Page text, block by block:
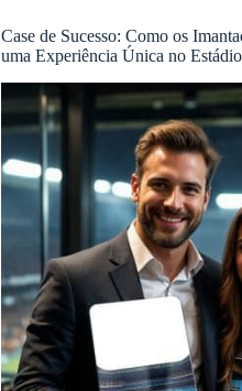
Case de Sucesso: Como os
uma Experiência Única no